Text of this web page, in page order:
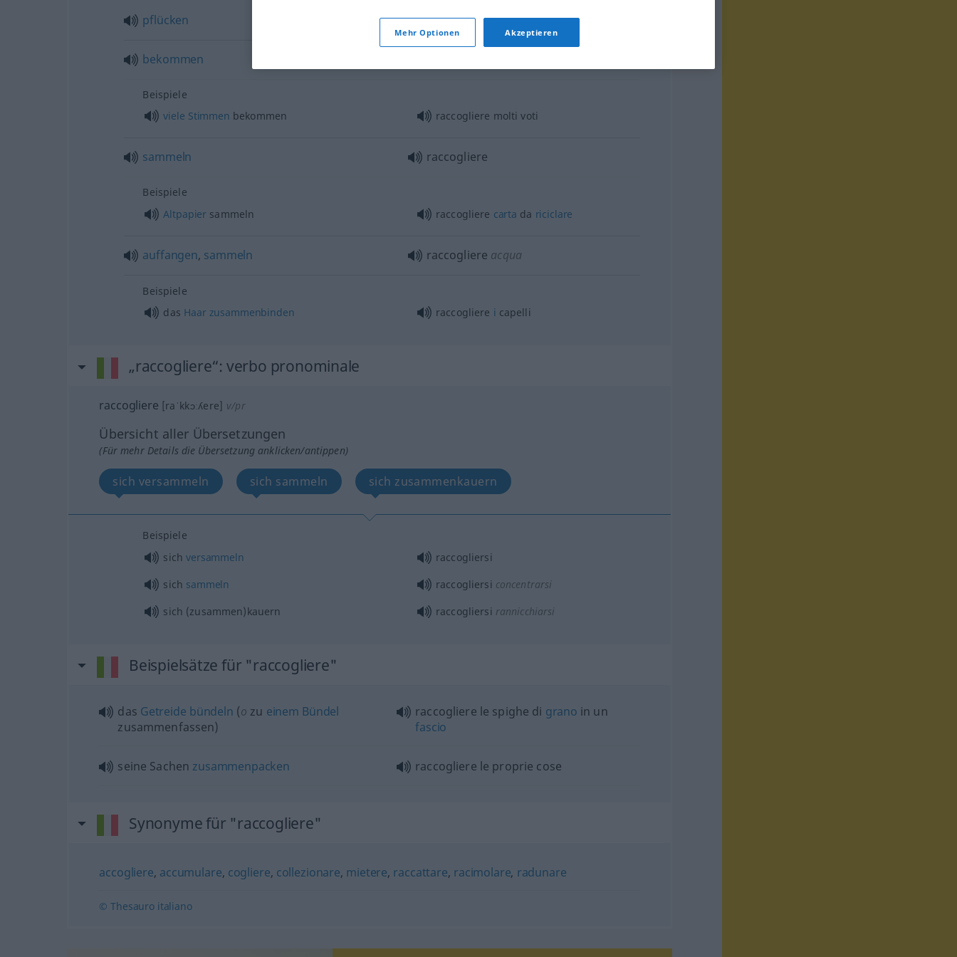
pflücken raccogliere
bekommen
Beispiele
viele Stimmen bekommen raccogliere molti voti
sammeln raccogliere
Beispiele
Altpapier sammeln raccogliere carta da riciclare
auffangen, sammeln raccogliere acqua
Beispiele
das Haar zusammenbinden raccogliere i capelli
„raccogliere“: verbo pronominale
raccogliere [raˈkkɔːʎere] v/pr
Übersicht aller Übersetzungen
(Für mehr Details die Übersetzung anklicken/antippen)
sich versammeln sich sammeln sich zusammenkauern
Beispiele
sichversammeln
raccogliersi
sich sammeln raccogliersi concentrarsi
sich (zusammen)kauern
raccogliersi rannicchiarsi
Beispielsätze für "raccogliere"
das Getreide bündeln (o zu einem Bündel
zusammenfassen)
raccogliere le spighe di grano in un
fascio
seine Sachen zusammenpacken raccogliere le proprie cose
Synonyme für "raccogliere"
accogliere, accumulare, cogliere, collezionare, mietere, raccattare, racimolare, radunare
© Thesauro italiano
Mehr Optionen Akzeptieren